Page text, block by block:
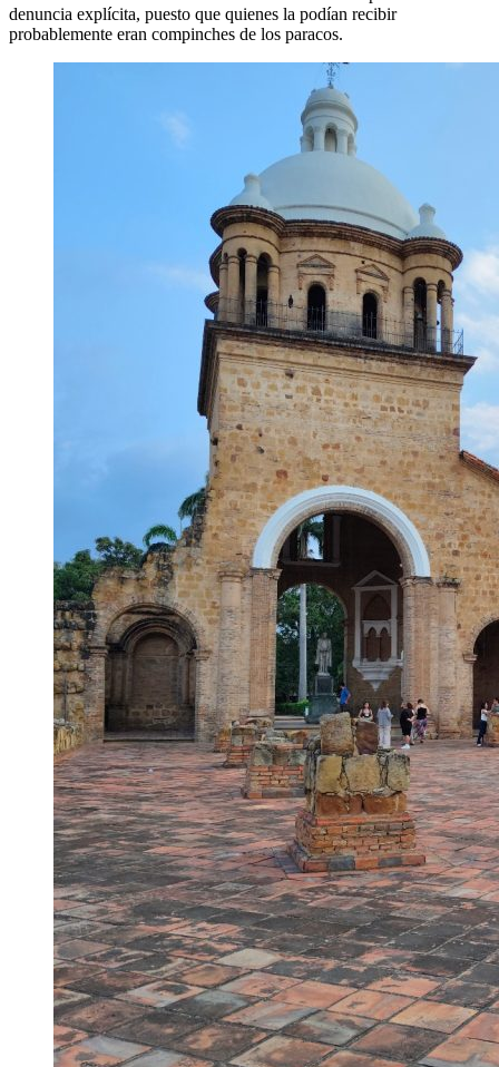
denuncia explícita, puesto que quienes la podían recibir
probablemente eran compinches de los paracos.